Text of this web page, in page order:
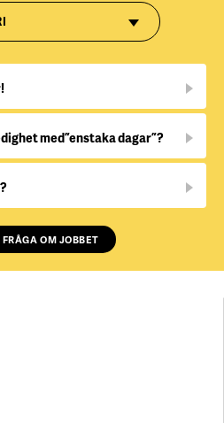
med ”enstaka dagar”?
FRÅGA OM JOBBET